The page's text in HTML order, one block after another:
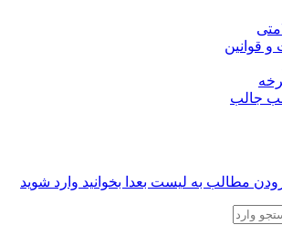
و قوانین
جالب
مطالب به لیست بعدا بخوانید وارد شوید